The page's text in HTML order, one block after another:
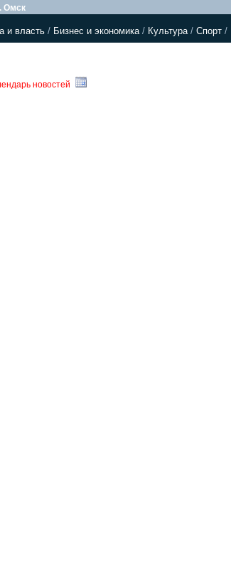
Омск
и власть / Бизнес и экономика/ Культура/ Спорт /
новостей